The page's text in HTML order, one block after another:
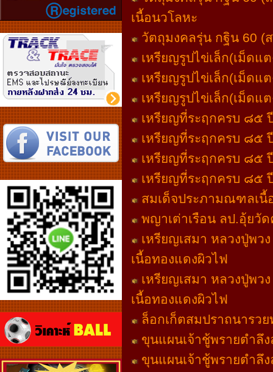
เนื้อนวโลหะ
วัตถุมงคลรุ่น กฐิน 60 (
เหรียญรูปไข่เล็ก(เม็ดแ
เหรียญรูปไข่เล็ก(เม็ดแ
เหรียญรูปไข่เล็ก(เม็ด
เหรียญที่ระฤกครบ ๘๕
เหรียญที่ระฤกครบ ๘๕
เหรียญที่ระฤกครบ ๘๕
เหรียญที่ระฤกครบ ๘๕
สมเด็จประภามณฑลเนื้
พญาเต่าเรือน ลป.อุ้ยวั
เหรียญเสมา หลวงปู่พว
เนื้อทองแดงผิวไฟ
เหรียญเสมา หลวงปู่พว
เนื้อทองแดงผิวไฟ
ล็อกเก็ตสมปราถนารว
ขุนแผนเจ้าชู้พรายตำลึ
ขุนแผนเจ้าชู้พรายตำลึ